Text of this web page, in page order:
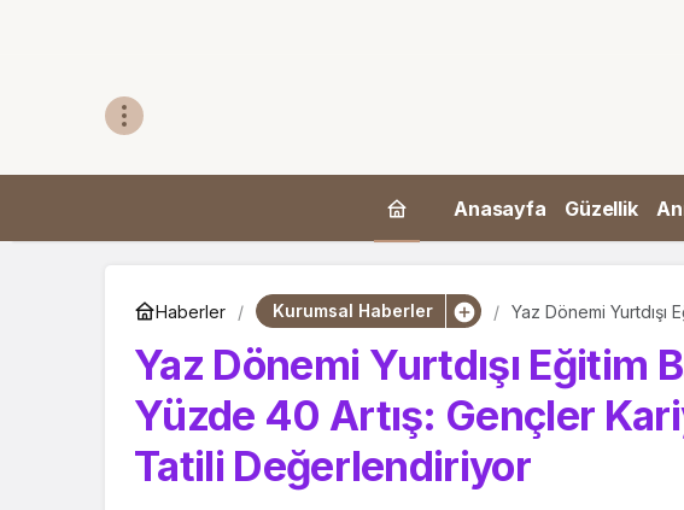
Anasayfa Güzellik
Haberler Kurumsal Haberler
Yaz Dönemi Yurtdışı
Yaz Dönemi Yurtdışı Eğitim
Yüzde 40 Artış: Gençler
Tatili Değerlendiriyor